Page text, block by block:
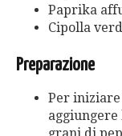
Paprika
Cipolla
Preparazione
Per
aggiungere